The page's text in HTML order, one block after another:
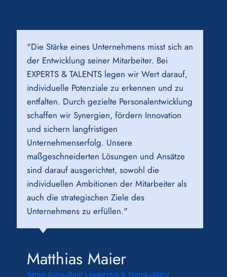
"Die Stärke eines Unternehmens misst sich an
der Entwicklung seiner Mitarbeiter. Bei
EXPERTS & TALENTS legen wir Wert darauf,
individuelle Potenziale zu erkennen und zu
entfalten. Durch gezielte Personalentwicklung
schaffen wir Synergien, fördern Innovation
und sichern langfristigen
Unternehmenserfolg. Unsere
maßgeschneiderten Lösungen und Ansätze
sind darauf ausgerichtet, sowohl die
individuellen Ambitionen der Mitarbeiter als
auch die strategischen Ziele des
Unternehmens zu erfüllen."
Matthias Maier
Senior Consultant Leadership & Teambuilding